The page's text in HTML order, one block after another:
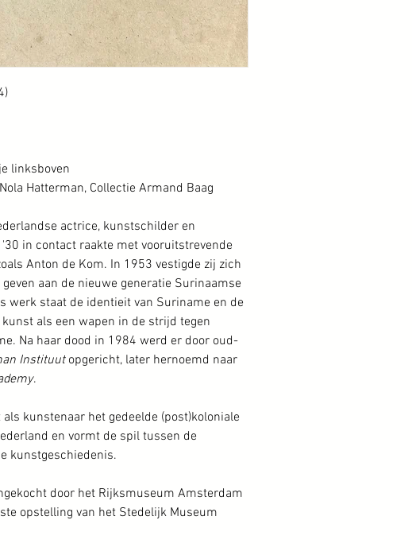
linksboven
Hatterman, Collectie Armand Baag
actrice, kunstschilder en
in contact raakte met vooruitstrevende
Anton de Kom. In 1953 vestigde zij zich
aan de nieuwe generatie Surinaamse
werk staat de identieit van Suriname en de
als een wapen in de strijd tegen
Na haar dood in 1984 werd er door oud-
Instituutopgericht, later hernoemd naar
.
kunstenaar het gedeelde (post)koloniale
en vormt de spil tussen de
kunstgeschiedenis.
door het Rijksmuseum Amsterdam
opstelling van het Stedelijk Museum